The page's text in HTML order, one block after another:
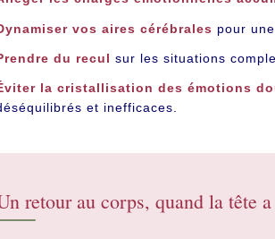
vos aires cérébrales pour
du recul sur les situations
la cristallisation des émotions
et inefficaces.
retour au corps, quand la tête